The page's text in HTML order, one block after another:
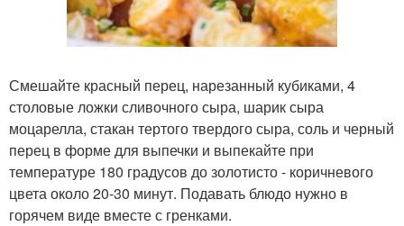
Смешайте красный перец, нарезанный кубиками, 4
столовые ложки сливочного сыра, шарик сыра
моцарелла, стакан тертого твердого сыра, соль и черный
перец в форме для выпечки и выпекайте при
температуре 180 градусов до золотисто - коричневого
цвета около 20-30 минут. Подавать блюдо нужно в
горячем виде вместе с гренками.